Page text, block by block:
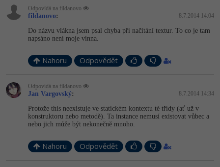
Databázový analytik
Copywriter
WordPress specialista
Návrh SW -80%
Algoritmy -41%
Umělá inteligence (AI)
Fórum
Kurzy e-commerce
Odpovídá na fildanovo
fildanovo: 8.7.2014 14:04
Do názvu vlákna jsem psal chyba při načítání textur. To co je tam
napsáno není moje vinna.
Nahoru Odpovědět
Odpovídá na fildanovo
Jan Vargovský: 8.7.2014 14:34
Protože this neexistuje ve statickém kontextu té třídy (ať už v
konstruktoru nebo metodě). Ta instance nemusí existovat vůbec a
nebo jich může být nekonečně mnoho.
Nahoru Odpovědět